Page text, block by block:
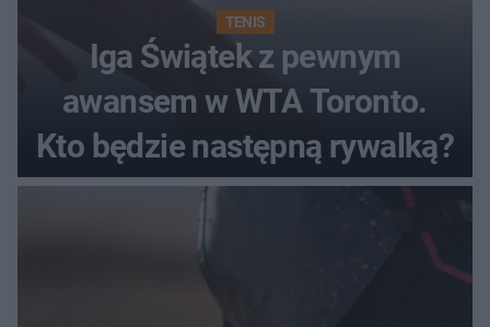
TENIS
Iga Świątek z pewnym
awansem w WTA Toronto.
Kto będzie następną rywalką?